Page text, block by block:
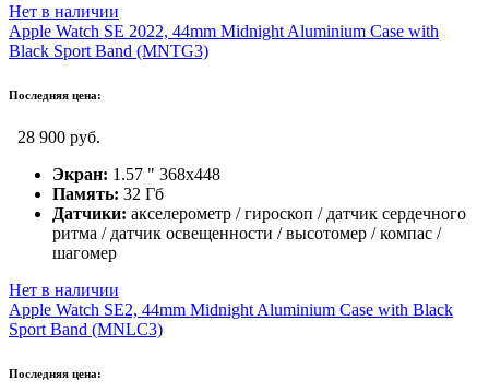
Нет в наличии
Apple Watch SE 2022, 44mm Midnight Aluminium Case with
Black Sport Band (MNTG3)
Последняя цена:
28 900 руб.
Экран: 1.57 " 368x448
Память: 32 Гб
Датчики: акселерометр / гироскоп / датчик сердечного
ритма / датчик освещенности / высотомер / компас /
шагомер
Нет в наличии
Apple Watch SE2, 44mm Midnight Aluminium Case with Black
Sport Band (MNLC3)
Последняя цена: